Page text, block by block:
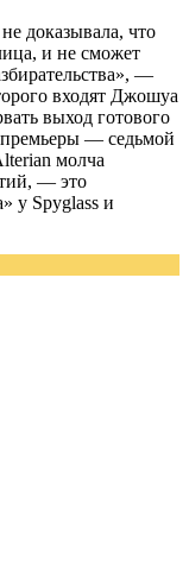
доказывала, что
и не сможет
—
входят Джошуа
выход готового
премьеры — седьмой
молча
— это
у Spyglass и